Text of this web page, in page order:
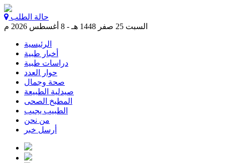
حالة الطلب
السبت 25 صفر 1448 هـ - 8 أغسطس 2026 م
الرئيسية
أخبار طبية
دراسات طبية
حوار العدد
صحة وجمال
صيدلية الطبيعة
المطبخ الصحى
الطبيب يجيب
من نحن
أرسل خبر